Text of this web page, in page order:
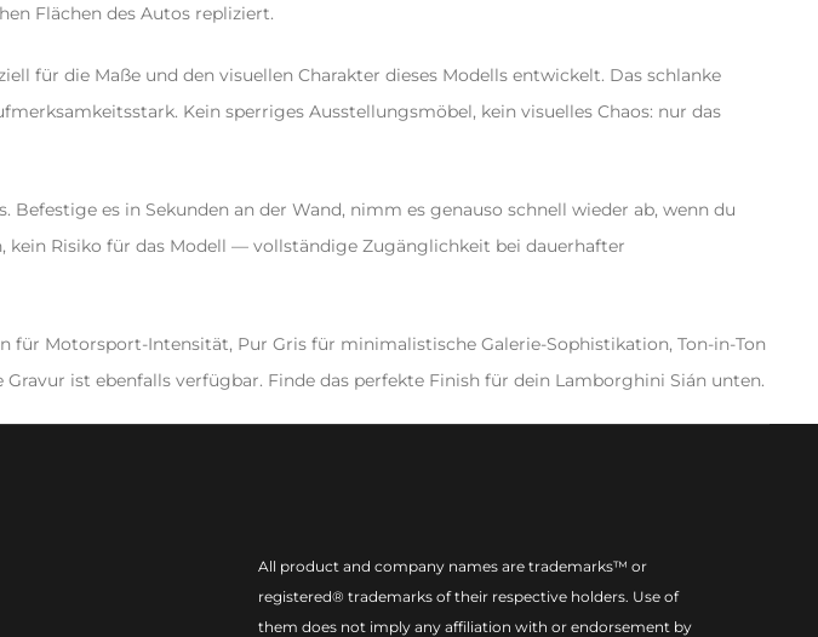
Flächen des Autos repliziert.
für die Maße und den visuellen Charakter dieses Modells entwickelt. Das schlanke
Kein sperriges Ausstellungsmöbel, kein visuelles Chaos: nur das
es in Sekunden an der Wand, nimm es genauso schnell wieder ab, wenn du
kein Risiko für das Modell — vollständige Zugänglichkeit bei dauerhafter
Motorsport-Intensität, Pur Gris für minimalistische Galerie-Sophistikation, Ton-in-Ton
ist ebenfalls verfügbar. Finde das perfekte Finish für dein Lamborghini Sián unten.
All product and company names are trademarks™ or
registered® trademarks of their respective holders. Use of
them does not imply any affiliation with or endorsement by